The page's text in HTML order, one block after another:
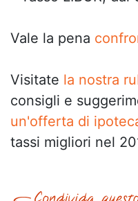
Vale la pena
Visitate la nostra
consigli e
un'offerta di
tassi migliori nel